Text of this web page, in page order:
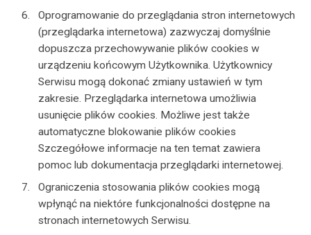
Oprogramowanie do przeglądania stron internetowych
(przeglądarka internetowa) zazwyczaj domyślnie
dopuszcza przechowywanie plików cookies w
urządzeniu końcowym Użytkownika. Użytkownicy
Serwisu mogą dokonać zmiany ustawień w tym
zakresie. Przeglądarka internetowa umożliwia
usunięcie plików cookies. Możliwe jest także
automatyczne blokowanie plików cookies
Szczegółowe informacje na ten temat zawiera
pomoc lub dokumentacja przeglądarki internetowej.
Ograniczenia stosowania plików cookies mogą
wpłynąć na niektóre funkcjonalności dostępne na
stronach internetowych Serwisu.